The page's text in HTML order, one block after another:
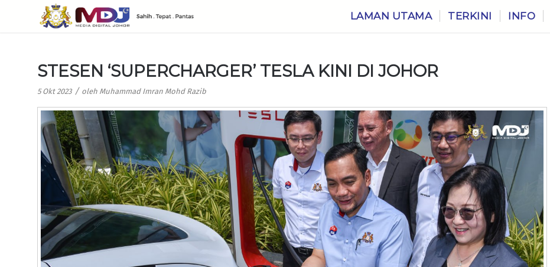
LAMAN UTAMA TERKINI INFO
STESEN ‘SUPERCHARGER’ TESLA KINI DI JOHOR
5 Okt 2023 / oleh Muhammad Imran Mohd Razib